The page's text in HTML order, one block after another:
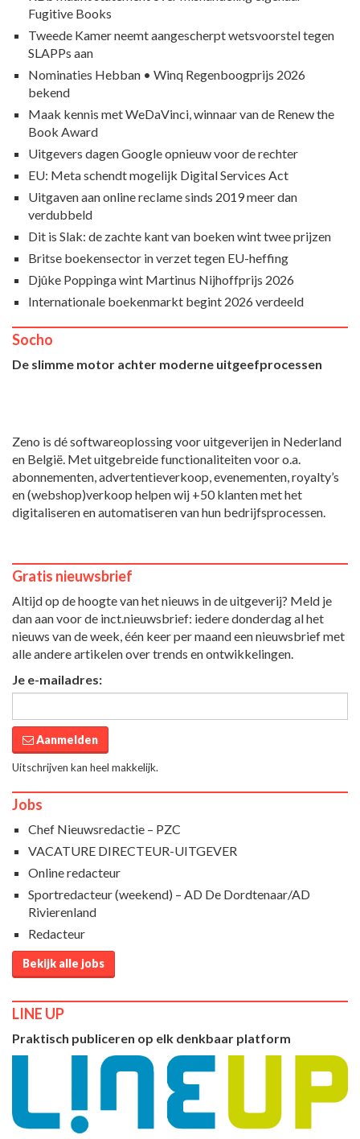
Fugitive Books
Tweede Kamer neemt aangescherpt wetsvoorstel tegen
SLAPPs aan
Nominaties Hebban • Winq Regenboogprijs 2026
bekend
Maak kennis met WeDaVinci, winnaar van de Renew the
Book Award
Uitgevers dagen Google opnieuw voor de rechter
EU: Meta schendt mogelijk Digital Services Act
Uitgaven aan online reclame sinds 2019 meer dan
verdubbeld
Dit is Slak: de zachte kant van boeken wint twee prijzen
Britse boekensector in verzet tegen EU-heffing
Djûke Poppinga wint Martinus Nijhoffprijs 2026
Internationale boekenmarkt begint 2026 verdeeld
Socho
De slimme motor achter moderne uitgeefprocessen
Zeno is dé softwareoplossing voor uitgeverijen in Nederland
en België. Met uitgebreide functionaliteiten voor o.a.
abonnementen, advertentieverkoop, evenementen, royalty’s
en (webshop)verkoop helpen wij +50 klanten met het
digitaliseren en automatiseren van hun bedrijfsprocessen.
Gratis nieuwsbrief
Altijd op de hoogte van het nieuws in de uitgeverij? Meld je
dan aan voor de inct.nieuwsbrief: iedere donderdag al het
nieuws van de week, één keer per maand een nieuwsbrief met
alle andere artikelen over trends en ontwikkelingen.
Je e-mailadres:
Aanmelden
Uitschrijven kan heel makkelijk.
Jobs
Chef Nieuwsredactie – PZC
VACATURE DIRECTEUR-UITGEVER
Online redacteur
Sportredacteur (weekend) – AD De Dordtenaar/AD
Rivierenland
Redacteur
Bekijk alle jobs
LINE UP
Praktisch publiceren op elk denkbaar platform